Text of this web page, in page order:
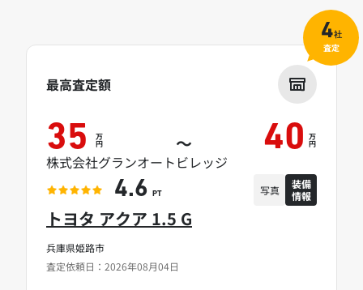
兵庫県姫路市
査定依頼日：2026年08月04日
トヨタ アクア 1.5 G
最高査定額
35 万
円 ～ 40 万
円
株式会社グランオートビレッジ
4.6 PT 写真
装備
情報
4社
査定